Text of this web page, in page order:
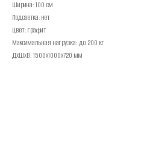
Ширина: 100 см
Подсветка: нет
Цвет: графит
Максимальная нагрузка: до 200 кг
ДxШxВ: 1500x1000x720 мм